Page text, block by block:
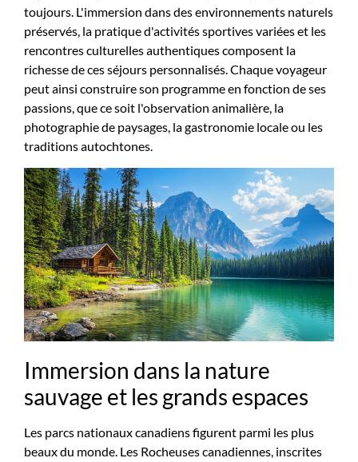
toujours. L'immersion dans des environnements naturels
préservés, la pratique d'activités sportives variées et les
rencontres culturelles authentiques composent la
richesse de ces séjours personnalisés. Chaque voyageur
peut ainsi construire son programme en fonction de ses
passions, que ce soit l'observation animalière, la
photographie de paysages, la gastronomie locale ou les
traditions autochtones.
Immersion dans la nature
sauvage et les grands espaces
Les parcs nationaux canadiens figurent parmi les plus
beaux du monde. Les Rocheuses canadiennes, inscrites